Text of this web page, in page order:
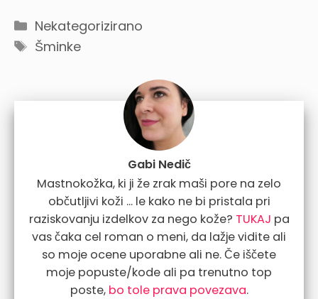
Categories
Nekategorizirano
Tags
Šminke
Gabi Nedič
Mastnokožka, ki ji že zrak maši pore na zelo
občutljivi koži ... le kako ne bi pristala pri
raziskovanju izdelkov za nego kože? TUKAJ pa
vas čaka cel roman o meni, da lažje vidite ali
so moje ocene uporabne ali ne. Če iščete
moje popuste/kode ali pa trenutno top
poste, bo tole prava povezava.